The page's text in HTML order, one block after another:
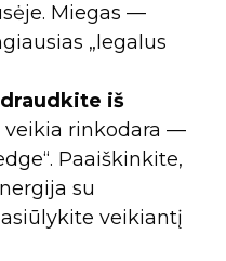
Miegas —
„legalus
iš
veikia rinkodara —
Paaiškinkite,
su
veikiantį